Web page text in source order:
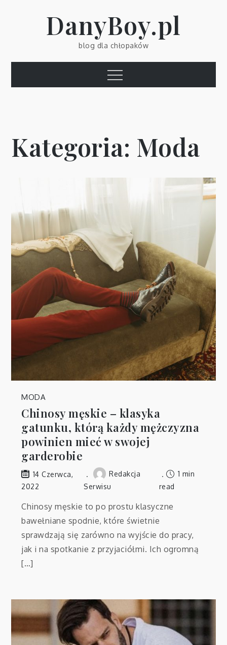
DanyBoy.pl
blog dla chłopaków
Menu
Kategoria: Moda
MODA
Chinosy męskie – klasyka
gatunku, którą każdy mężczyzna
powinien mieć w swojej
garderobie
14 Czerwca,
2022
Redakcja
Serwisu
1 min
read
Chinosy męskie to po prostu klasyczne
bawełniane spodnie, które świetnie
sprawdzają się zarówno na wyjście do pracy,
jak i na spotkanie z przyjaciółmi. Ich ogromną
[…]